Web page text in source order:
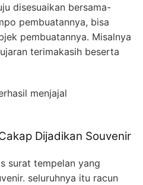
disesuaikan bersama-
pembuatannya, bisa
pembuatannya. Misalnya
terimakasih beserta
menjajal
Dijadikan Souvenir
surat tempelan yang
seluruhnya itu racun